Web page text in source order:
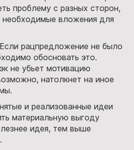
проблему с разных сторон,
необходимые вложения для
рацпредложение не было
обосновать это.
не убьет мотивацию
натолкнет на иное
и реализованные идеи
материальную выгоду
идея, тем выше